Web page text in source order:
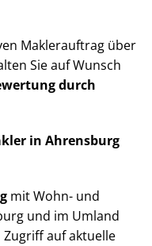
Maklerauftrag über
Sie auf Wunsch
durch
in Ahrensburg
mit Wohn- und
und im Umland
Zugriff auf aktuelle